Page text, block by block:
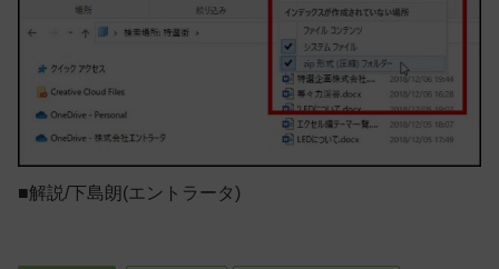
■解説/下島朗(エントラータ)